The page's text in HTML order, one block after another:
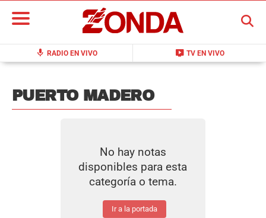
mic RADIO EN VIVO live_tv TV EN VIVO
BUSCAR
PUERTO MADERO
No hay notas
disponibles para esta
categoría o tema.
Ir a la portada